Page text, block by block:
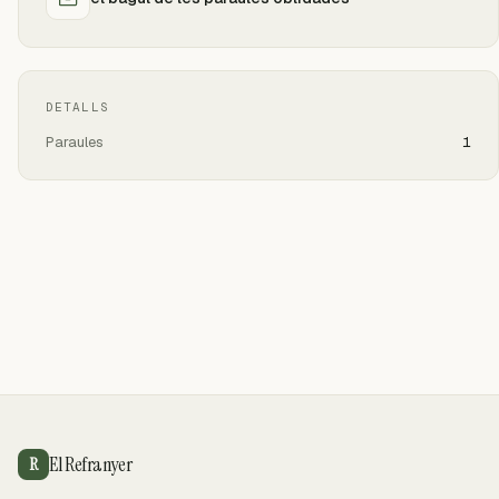
DETALLS
Paraules 1
R El Refranyer